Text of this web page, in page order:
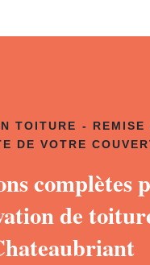
TOITURE - REMISE
DE VOTRE
complètes
de